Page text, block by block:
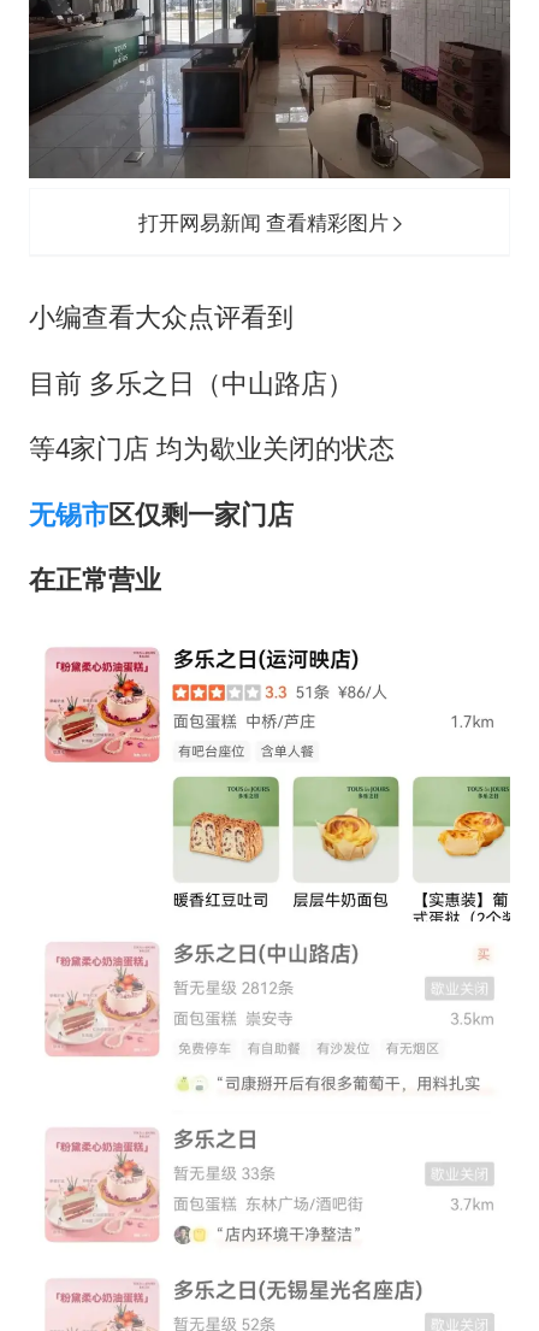
打开网易新闻 查看精彩图片
小编查看大众点评看到
目前 多乐之日（中山路店）
等4家门店 均为歇业关闭的状态
无锡市区仅剩一家门店
在正常营业